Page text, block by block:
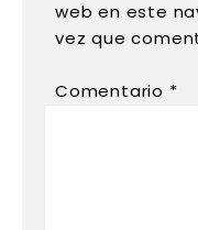
web en este
vez que
Comentario *